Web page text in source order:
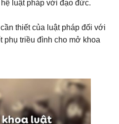
luật pháp với đạo đức.
thiết của luật pháp đối với
phụ triều đình cho mở khoa